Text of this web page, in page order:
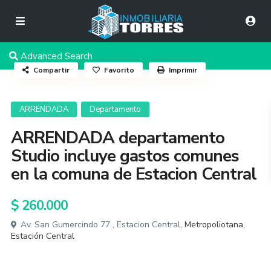
Advanced Search
ARRENDADA Departamento
ARRENDADA departamento
Studio incluye gastos comunes
en la comuna de Estacion Central
$ 260.000
Av. San Gumercindo 77 , Estacion Central,Metropoliotana,
Estación Central
Compartir Favorito Imprimir